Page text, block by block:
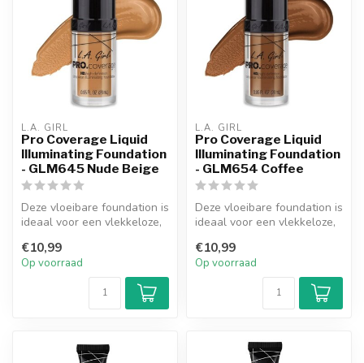
L.A. GIRL
Pro Coverage Liquid
Illuminating Foundation
- GLM645 Nude Beige
Deze vloeibare foundation is
ideaal voor een vlekkeloze,
€10,99
Op voorraad
L.A. GIRL
Pro Coverage Liquid
Illuminating Foundation
- GLM654 Coffee
Deze vloeibare foundation is
ideaal voor een vlekkeloze,
€10,99
Op voorraad